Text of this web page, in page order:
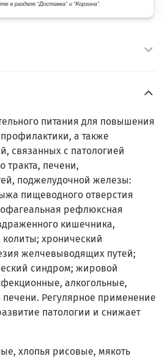
питания для повышения
а также
связанных с патологией
тракта, печени,
поджелудочной железы:
пищеводного отверстия
рефлюксная
кишечника,
хронический
желчевыводящих путей;
синдром; жировой
алкогольные,
печени. Регулярное применение
патологии и снижает
хлопья рисовые, мякоть